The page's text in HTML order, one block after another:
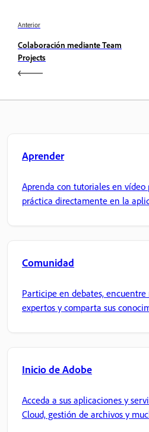
Anterior
Colaboración mediante Team
Projects
Aprender
Aprenda con tutoriales en vídeo
práctica directamente en la
Comunidad
Participe en debates, encuentre
expertos y comparta sus
Inicio de Adobe
Acceda a sus aplicaciones y
Cloud, gestión de archivos y